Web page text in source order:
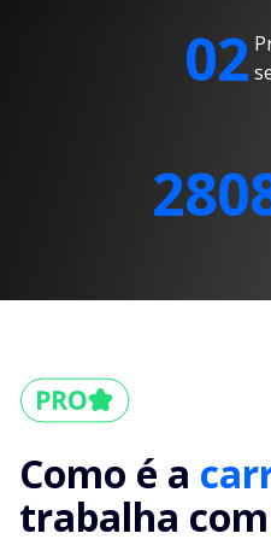
02
Como é a
trabalha com